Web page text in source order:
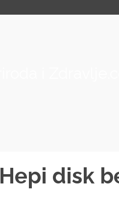
Hepi disk